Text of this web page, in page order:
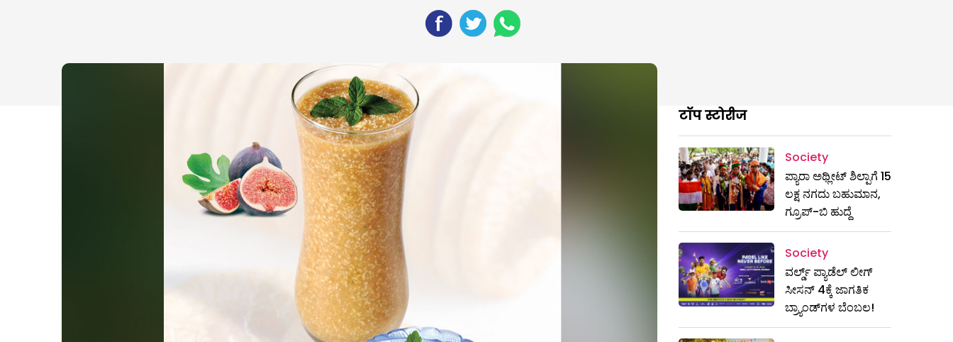
टॉप स्टोरीज
Society
ಪ್ಯಾರಾ ಅಥ್ಲೀಟ್ ಶಿಲ್ಪಾಗೆ 15
ಲಕ್ಷ ನಗದು ಬಹುಮಾನ,
ಗ್ರೂಪ್-ಬಿ ಹುದ್ದೆ
Society
ವರ್ಲ್ಡ್ ಪ್ಯಾಡೆಲ್ ಲೀಗ್
ಸೀಸನ್ 4ಕ್ಕೆ ಜಾಗತಿಕ
ಬ್ರ್ಯಾಂಡ್‌ಗಳ ಬೆಂಬಲ!